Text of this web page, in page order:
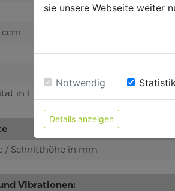
in l
/ Schnitthöhe in mm
Vibrationen:
sie unsere Webseite weiter
Notwendig
Details anzeigen